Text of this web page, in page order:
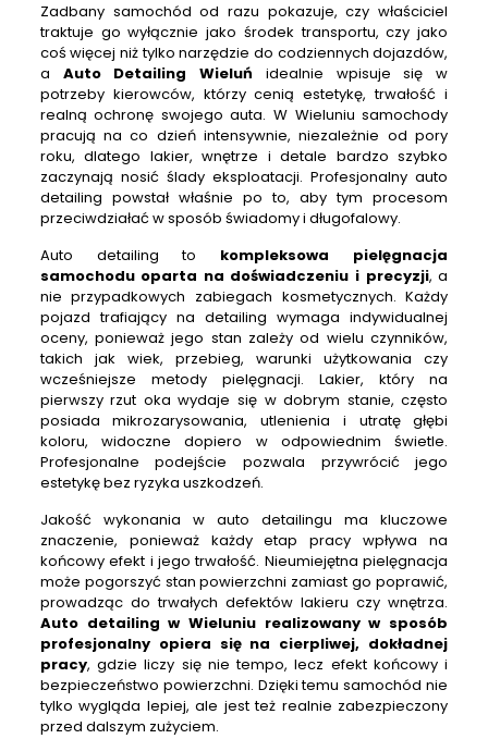
Zadbany samochód od razu pokazuje, czy właściciel
traktuje go wyłącznie jako środek transportu, czy jako
coś więcej niż tylko narzędzie do codziennych dojazdów,
a Auto Detailing Wieluń idealnie wpisuje się w
potrzeby kierowców, którzy cenią estetykę, trwałość i
realną ochronę swojego auta. W Wieluniu samochody
pracują na co dzień intensywnie, niezależnie od pory
roku, dlatego lakier, wnętrze i detale bardzo szybko
zaczynają nosić ślady eksploatacji. Profesjonalny auto
detailing powstał właśnie po to, aby tym procesom
przeciwdziałać w sposób świadomy i długofalowy.
Auto detailing to kompleksowa pielęgnacja
samochodu oparta na doświadczeniu i precyzji, a
nie przypadkowych zabiegach kosmetycznych. Każdy
pojazd trafiający na detailing wymaga indywidualnej
oceny, ponieważ jego stan zależy od wielu czynników,
takich jak wiek, przebieg, warunki użytkowania czy
wcześniejsze metody pielęgnacji. Lakier, który na
pierwszy rzut oka wydaje się w dobrym stanie, często
posiada mikrozarysowania, utlenienia i utratę głębi
koloru, widoczne dopiero w odpowiednim świetle.
Profesjonalne podejście pozwala przywrócić jego
estetykę bez ryzyka uszkodzeń.
Jakość wykonania w auto detailingu ma kluczowe
znaczenie, ponieważ każdy etap pracy wpływa na
końcowy efekt i jego trwałość. Nieumiejętna pielęgnacja
może pogorszyć stan powierzchni zamiast go poprawić,
prowadząc do trwałych defektów lakieru czy wnętrza.
Auto detailing w Wieluniu realizowany w sposób
profesjonalny opiera się na cierpliwej, dokładnej
pracy, gdzie liczy się nie tempo, lecz efekt końcowy i
bezpieczeństwo powierzchni. Dzięki temu samochód nie
tylko wygląda lepiej, ale jest też realnie zabezpieczony
przed dalszym zużyciem.